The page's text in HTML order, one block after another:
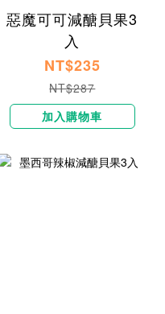
惡魔可可減醣貝果3
入
NT$235
NT$287
加入購物車